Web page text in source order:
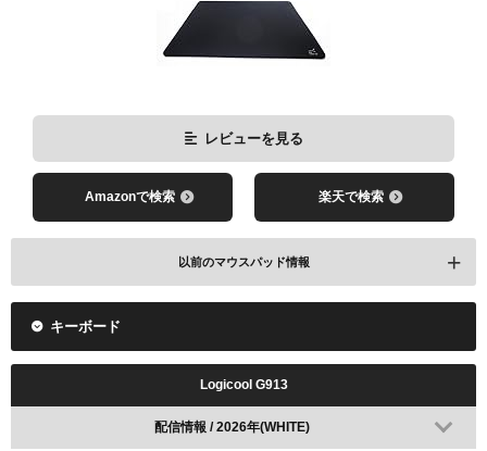
レビューを見る
Amazonで検索 楽天で検索
以前のマウスパッド情報
配信情報 / 2026年
キーボード
Logicool G913
配信情報 / 2026年(WHITE)